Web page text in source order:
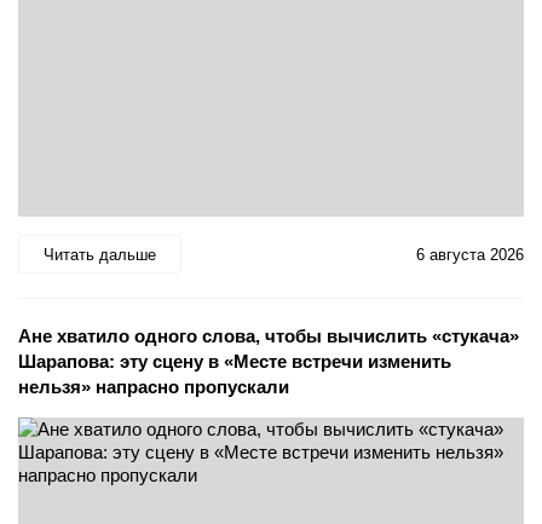
Читать дальше 6 августа 2026
Ане хватило одного слова, чтобы вычислить «стукача»
Шарапова: эту сцену в «Месте встречи изменить
нельзя» напрасно пропускали